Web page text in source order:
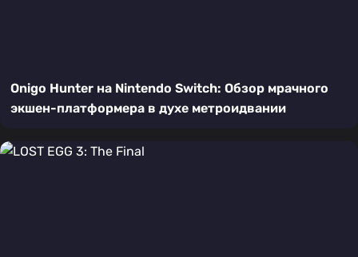
Onigo Hunter на Nintendo Switch: Обзор мрачного
экшен-платформера в духе метроидвании